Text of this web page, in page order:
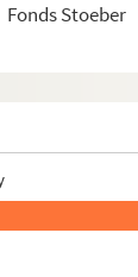
Fonds Stoeber